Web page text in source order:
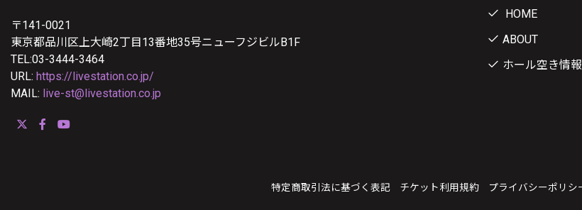
〒141-0021
東京都品川区上大崎2丁目13番地35号ニューフジビルB1F
TEL:03-3444-3464
URL: https://livestation.co.jp/
MAIL: live-st@livestation.co.jp
HOME
ABOUT
ホール空き情報
特定商取引法に基づく表記 チケット利用規約 プライバシーポリシ